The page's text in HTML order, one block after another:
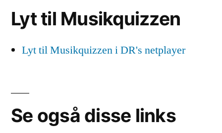
Lyt til Musikquizzen
Lyt til Musikquizzen i DR's netplayer
Se også disse links